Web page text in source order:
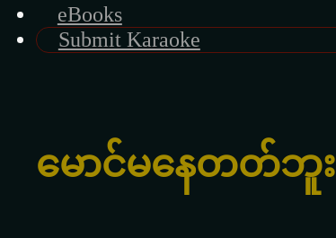
eBooks
Submit Karaoke
မောင်မနေတတ်ဘူး